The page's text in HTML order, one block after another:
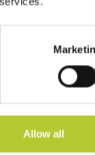
Allow all